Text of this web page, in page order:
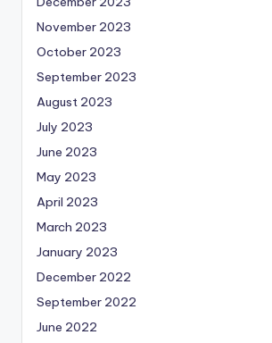
November 2023
October 2023
September 2023
August 2023
July 2023
June 2023
May 2023
April 2023
March 2023
January 2023
December 2022
September 2022
June 2022